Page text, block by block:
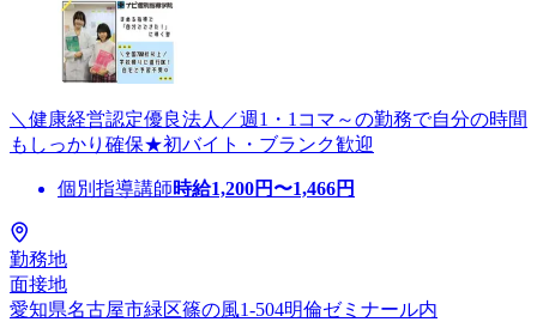
＼健康経営認定優良法人／週1・1コマ～の勤務で自分の時間
もしっかり確保★初バイト・ブランク歓迎
個別指導講師時給1,200円〜1,466円
勤務地
面接地
愛知県名古屋市緑区篠の風1-504明倫ゼミナール内